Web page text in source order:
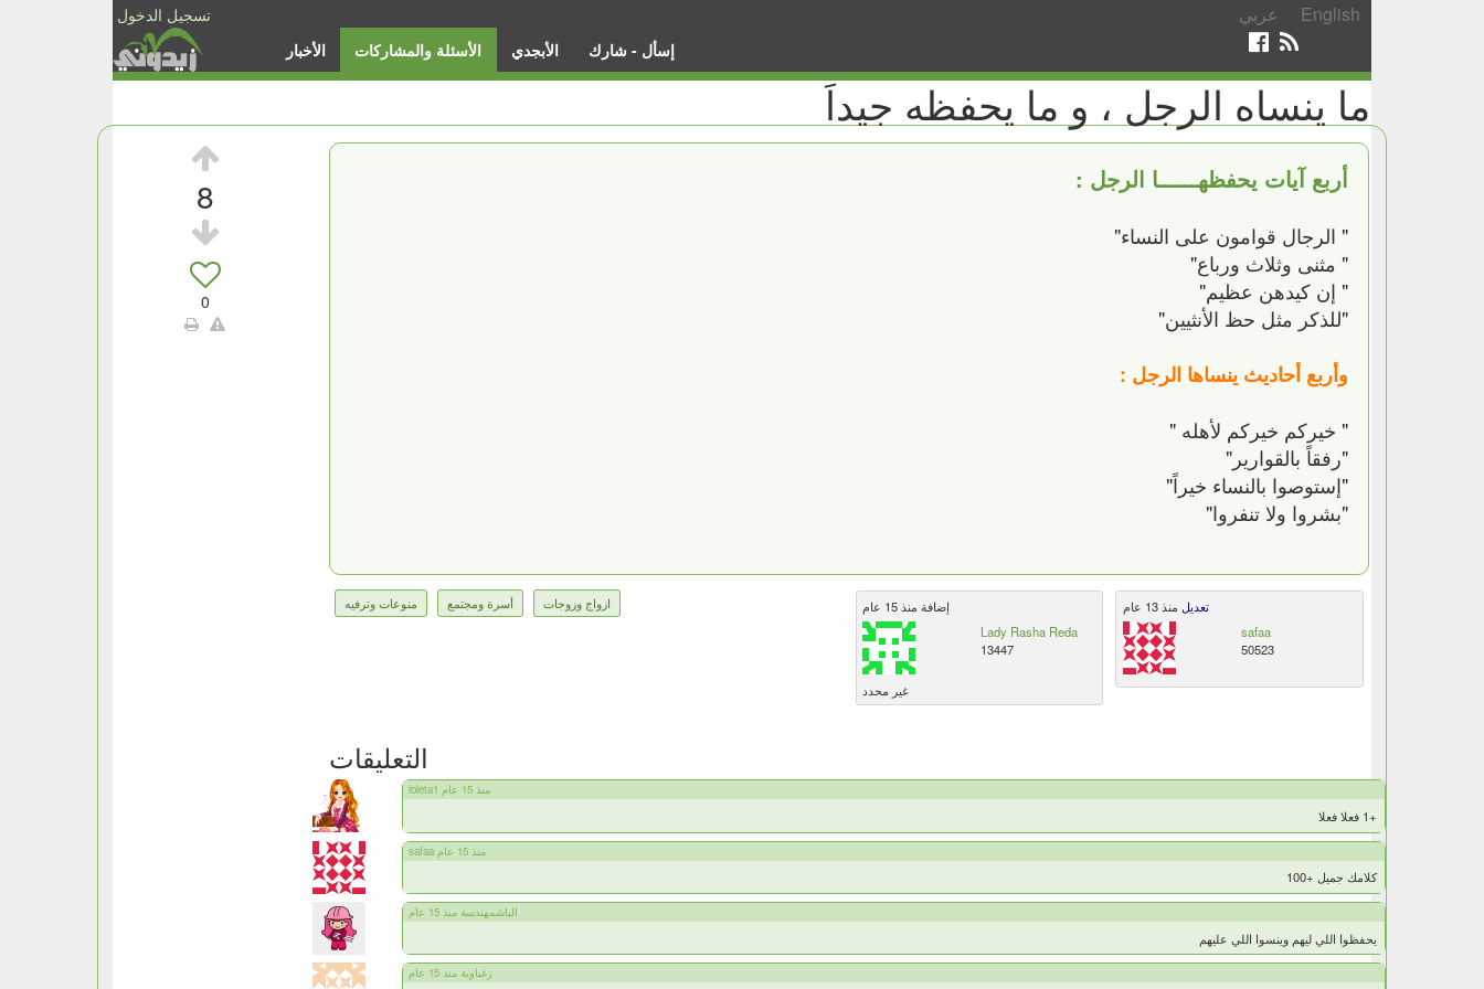
تسجيل الدخول عربي English
الأخبار الأسئلة والمشاركات الأبجدي إسأل - شارك
ما ينساه الرجل ، و ما يحفظه جيداَ
8
0
أربع آيات يحفظهــــــا الرجل :
" الرجال قوامون على النساء"
" مثنى وثلاث ورباع"
" إن كيدهن عظيم"
"للذكر مثل حظ الأنثيين"
وأربع أحاديث ينساها الرجل :
" خيركم خيركم لأهله "
"رفقاً بالقوارير"
"إستوصوا بالنساء خيراً"
"بشروا ولا تنفروا"
ازواج وزوجات أسرة ومجتمع منوعات وترفيه
إضافة منذ 15 عام
Lady Rasha Reda
13447
غير محدد
تعديل منذ 13 عام
safaa
50523
التعليقات
loleta1 منذ 15 عام
+1 فعلا فعلا
safaa منذ 15 عام
كلامك جميل +100
الباشمهندسة منذ 15 عام
يحفظوا اللي ليهم وينسوا اللي عليهم
زغباوية منذ 15 عام